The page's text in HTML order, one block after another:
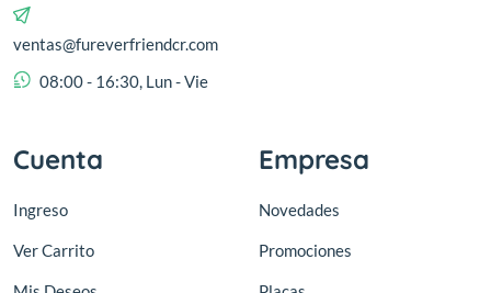
ventas@fureverfriendcr.com
08:00 - 16:30, Lun - Vie
Cuenta
Ingreso
Ver Carrito
Empresa
Novedades
Promociones